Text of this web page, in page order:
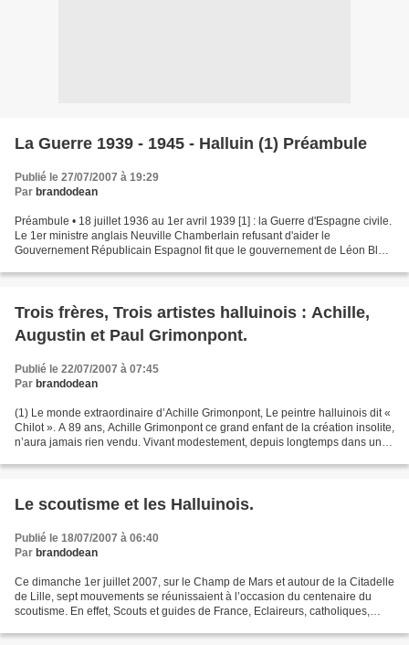
La Guerre 1939 - 1945 - Halluin (1) Préambule
Publié le 27/07/2007 à 19:29
Par brandodean
Préambule • 18 juillet 1936 au 1er avril 1939 [1] : la Guerre d'Espagne civile.
Le 1er ministre anglais Neuville Chamberlain refusant d'aider le
Gouvernement Républicain Espagnol fit que le gouvernement de Léon Blum
Trois frères, Trois artistes halluinois : Achille,
Augustin et Paul Grimonpont.
Publié le 22/07/2007 à 07:45
Par brandodean
(1) Le monde extraordinaire d’Achille Grimonpont, Le peintre halluinois dit «
Chilot ». A 89 ans, Achille Grimonpont ce grand enfant de la création insolite,
n’aura jamais rien vendu. Vivant modestement, depuis longtemps dans un
Le scoutisme et les Halluinois.
Publié le 18/07/2007 à 06:40
Par brandodean
Ce dimanche 1er juillet 2007, sur le Champ de Mars et autour de la Citadelle
de Lille, sept mouvements se réunissaient à l’occasion du centenaire du
scoutisme. En effet, Scouts et guides de France, Eclaireurs, catholiques,